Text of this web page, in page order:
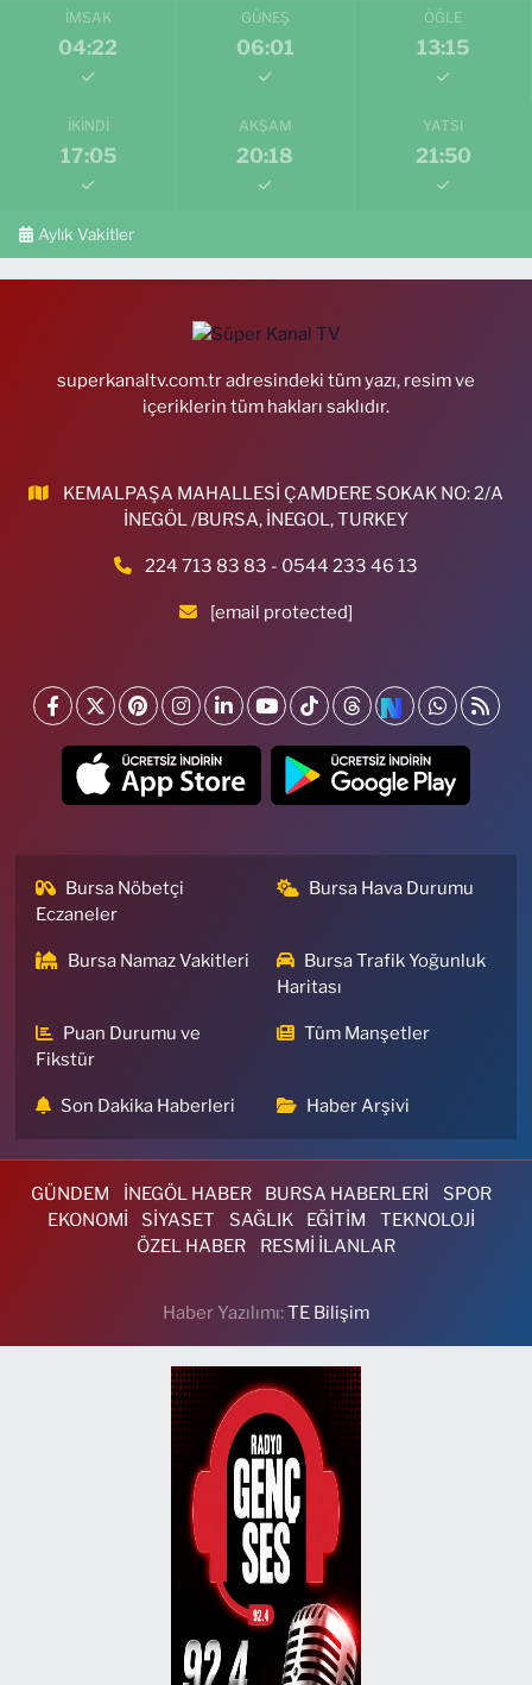
İMSAK
04:22
GÜNEŞ
06:01
ÖĞLE
13:15
İKINDI
17:05
AKŞAM
20:18
YATSI
21:50
Aylık Vakitler
superkanaltv.com.tr adresindeki tüm yazı, resim ve
içeriklerin tüm hakları saklıdır.
KEMALPAŞA MAHALLESİ ÇAMDERE SOKAK NO: 2/A
İNEGÖL /BURSA, İNEGOL, TURKEY
224 713 83 83 - 0544 233 46 13
[email protected]
Bursa Nöbetçi
Eczaneler
Bursa Hava Durumu
Bursa Namaz Vakitleri
Bursa Trafik Yoğunluk
Haritası
Puan Durumu ve
Fikstür
Tüm Manşetler
Son Dakika Haberleri Haber Arşivi
GÜNDEM İNEGÖL HABER BURSA HABERLERİ
SPOR
EKONOMİ
SİYASET SAĞLIK EĞİTİM
TEKNOLOJİ
ÖZEL HABER
RESMİ İLANLAR
Haber Yazılımı:TE Bilişim